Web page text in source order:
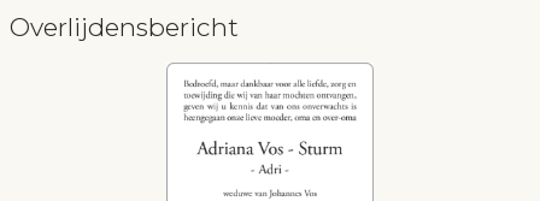
Overlijdensbericht